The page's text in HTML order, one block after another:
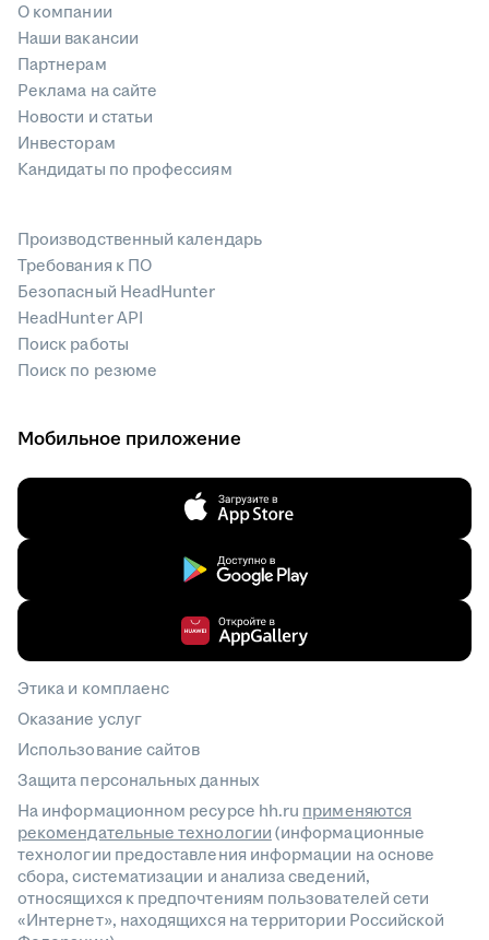
О компании
Наши вакансии
Партнерам
Реклама на сайте
Новости и статьи
Инвесторам
Кандидаты по профессиям
Производственный календарь
Требования к ПО
Безопасный HeadHunter
HeadHunter API
Поиск работы
Поиск по резюме
Мобильное приложение
Этика и комплаенс
Оказание услуг
Использование сайтов
Защита персональных данных
На информационном ресурсе hh.ru применяются
рекомендательные технологии(информационные
технологии предоставления информации на основе
сбора, систематизации и анализа сведений,
относящихся к предпочтениям пользователей сети
«Интернет», находящихся на территории Российской